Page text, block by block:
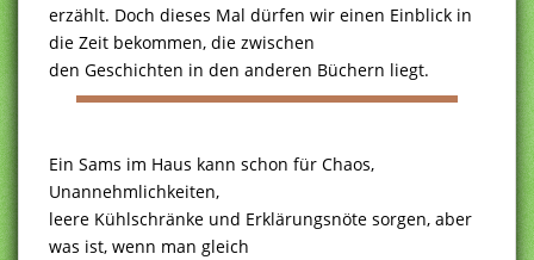
erzählt. Doch dieses Mal dürfen wir einen Einblick in
die Zeit bekommen, die zwischen
den Geschichten in den anderen Büchern liegt.
Ein Sams im Haus kann schon für Chaos,
Unannehmlichkeiten,
leere Kühlschränke und Erklärungsnöte sorgen, aber
was ist, wenn man gleich